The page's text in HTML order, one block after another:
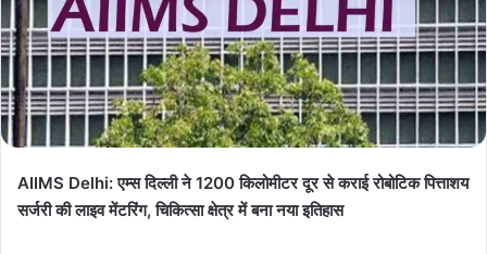
AIIMS Delhi: एम्स दिल्ली ने 1200 किलोमीटर दूर से कराई रोबोटिक पित्ताशय
सर्जरी की लाइव मेंटरिंग, चिकित्सा क्षेत्र में बना नया इतिहास